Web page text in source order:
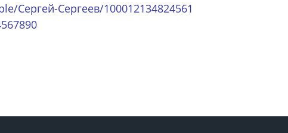
Сергей-Сергеев/100012134824561